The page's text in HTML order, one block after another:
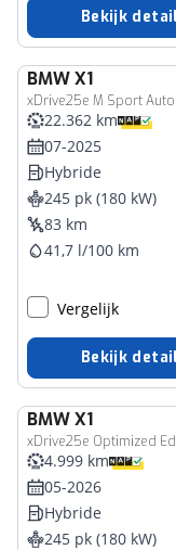
Bekijk
BMWX1
22.362 km
07-2025
Hybride
245 pk (180 kW)
83 km
41,7 l/100 km
Vergelijk
Bekijk
BMWX1
xDrive25e Optimized
4.999 km
05-2026
Hybride
245 pk (180 kW)